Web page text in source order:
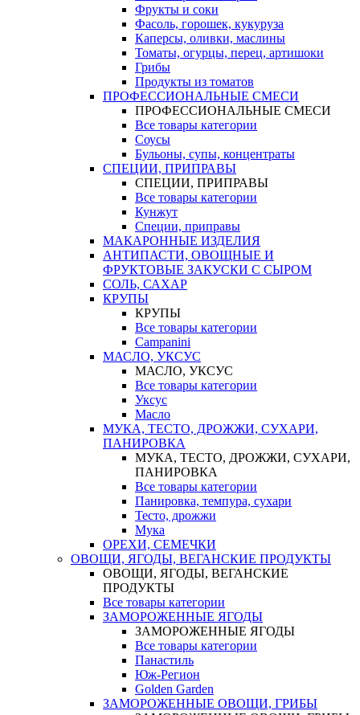
Фрукты и соки
Фасоль, горошек, кукуруза
Каперсы, оливки, маслины
Томаты, огурцы, перец, артишоки
Грибы
Продукты из томатов
ПРОФЕССИОНАЛЬНЫЕ СМЕСИ
ПРОФЕССИОНАЛЬНЫЕ СМЕСИ
Все товары категории
Соусы
Бульоны, супы, концентраты
СПЕЦИИ, ПРИПРАВЫ
СПЕЦИИ, ПРИПРАВЫ
Все товары категории
Кунжут
Специи, приправы
МАКАРОННЫЕ ИЗДЕЛИЯ
АНТИПАСТИ, ОВОЩНЫЕ И
ФРУКТОВЫЕ ЗАКУСКИ С СЫРОМ
СОЛЬ, САХАР
КРУПЫ
КРУПЫ
Все товары категории
Campanini
МАСЛО, УКСУС
МАСЛО, УКСУС
Все товары категории
Уксус
Масло
МУКА, ТЕСТО, ДРОЖЖИ, СУХАРИ,
ПАНИРОВКА
МУКА, ТЕСТО, ДРОЖЖИ, СУХАРИ,
ПАНИРОВКА
Все товары категории
Панировка, темпура, сухари
Тесто, дрожжи
Мука
ОРЕХИ, СЕМЕЧКИ
ОВОЩИ, ЯГОДЫ, ВЕГАНСКИЕ ПРОДУКТЫ
ОВОЩИ, ЯГОДЫ, ВЕГАНСКИЕ
ПРОДУКТЫ
Все товары категории
ЗАМОРОЖЕННЫЕ ЯГОДЫ
ЗАМОРОЖЕННЫЕ ЯГОДЫ
Все товары категории
Панастиль
Юж-Регион
Golden Garden
ЗАМОРОЖЕННЫЕ ОВОЩИ, ГРИБЫ